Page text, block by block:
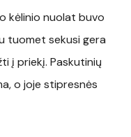
kėlinio nuolat buvo
tuomet sekusi gera
į priekį. Paskutinių
o joje stipresnės